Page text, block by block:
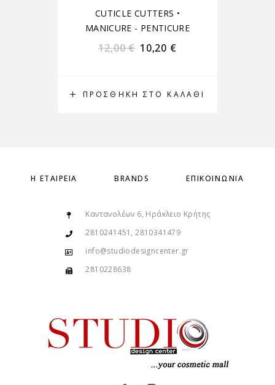
ΠΡΟΣΘΉΚΗ ΣΤΟ ΚΑΛΆΘΙ
CUTICLE CUTTERS •
MANICURE - PENTICURE
12,00€ 10,20 €
Η ΕΤΑΙΡΕΊΑ BRANDS ΕΠΙΚΟΙΝΩΝΊΑ
Καντανολέων 6, Ηράκλειο Κρήτης
2810241451, 2810341479
info@studiodesigncenter.gr
2810228638